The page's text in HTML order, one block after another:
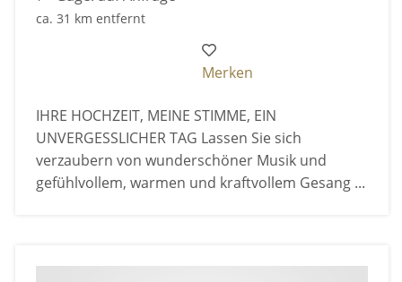
ca. 31 km entfernt
Merken
IHRE HOCHZEIT, MEINE STIMME, EIN
UNVERGESSLICHER TAG Lassen Sie sich
verzaubern von wunderschöner Musik und
gefühlvollem, warmen und kraftvollem Gesang ...